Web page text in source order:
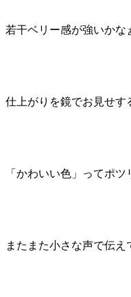
若干ベリー感が強いか
仕上がりを鏡でお見せす
「かわいい色」ってポツ
またまた小さな声で伝え